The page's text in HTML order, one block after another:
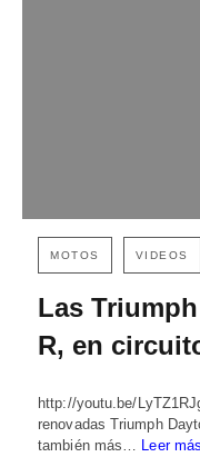
MOTOS VIDEOS
Las
R, en
http://youtu.be/
renovadas Triumph
también más… Leer más